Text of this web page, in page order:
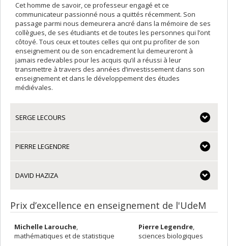
Cet homme de savoir, ce professeur engagé et ce
communicateur passionné nous a quittés récemment. Son
passage parmi nous demeurera ancré dans la mémoire de ses
collègues, de ses étudiants et de toutes les personnes qui l’ont
côtoyé. Tous ceux et toutes celles qui ont pu profiter de son
enseignement ou de son encadrement lui demeureront à
jamais redevables pour les acquis qu’il a réussi à leur
transmettre à travers des années d’investissement dans son
enseignement et dans le développement des études
médiévales.
SERGE LECOURS
PIERRE LEGENDRE
DAVID HAZIZA
Prix d’excellence en enseignement de l'UdeM
Michelle Larouche,
mathématiques et de statistique
Pierre Legendre,
sciences biologiques